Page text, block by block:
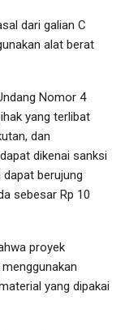
dari galian C
alat berat
Nomor 4
yang terlibat
dan
dikenai sanksi
berujung
sebesar Rp 10
proyek
yang dipakai